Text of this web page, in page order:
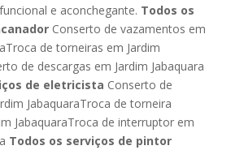
e aconchegante. Todos os
Conserto de vazamentos em
de torneiras em Jardim
de descargas em Jardim Jabaquara
de eletricista Conserto de
JabaquaraTroca de torneira
JabaquaraTroca de interruptor em
Todos os serviços de pintor